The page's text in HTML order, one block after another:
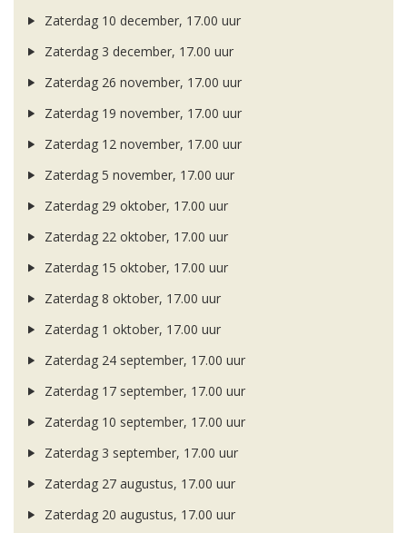
Zaterdag 10 december, 17.00 uur
Zaterdag 3 december, 17.00 uur
Zaterdag 26 november, 17.00 uur
Zaterdag 19 november, 17.00 uur
Zaterdag 12 november, 17.00 uur
Zaterdag 5 november, 17.00 uur
Zaterdag 29 oktober, 17.00 uur
Zaterdag 22 oktober, 17.00 uur
Zaterdag 15 oktober, 17.00 uur
Zaterdag 8 oktober, 17.00 uur
Zaterdag 1 oktober, 17.00 uur
Zaterdag 24 september, 17.00 uur
Zaterdag 17 september, 17.00 uur
Zaterdag 10 september, 17.00 uur
Zaterdag 3 september, 17.00 uur
Zaterdag 27 augustus, 17.00 uur
Zaterdag 20 augustus, 17.00 uur